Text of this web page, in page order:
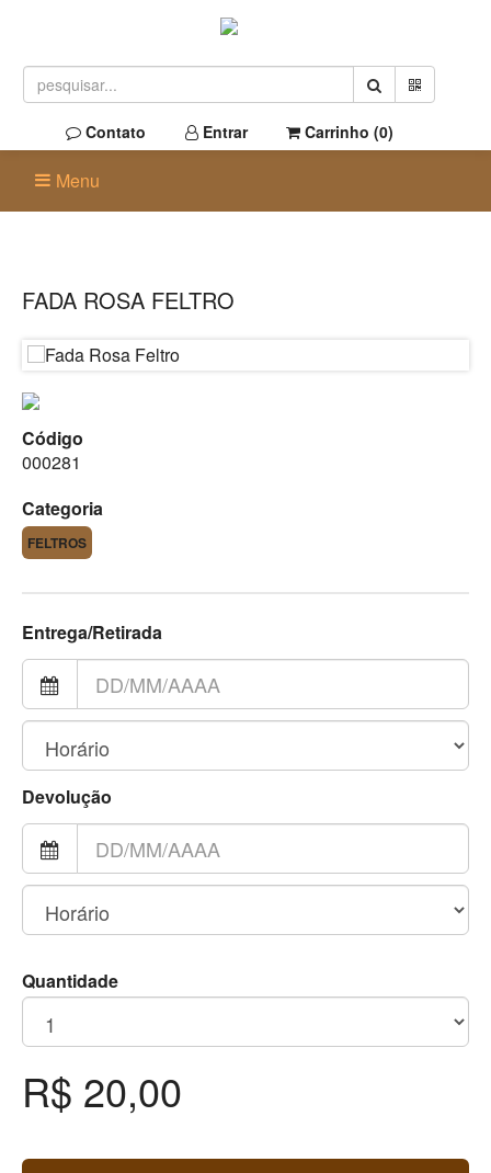
Contato Entrar Carrinho (0)
Menu
FADA ROSA FELTRO
Código
000281
Categoria
FELTROS
Entrega/Retirada
Devolução
Quantidade
R$ 20,00